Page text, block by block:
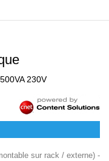
230V
sur rack / externe) -